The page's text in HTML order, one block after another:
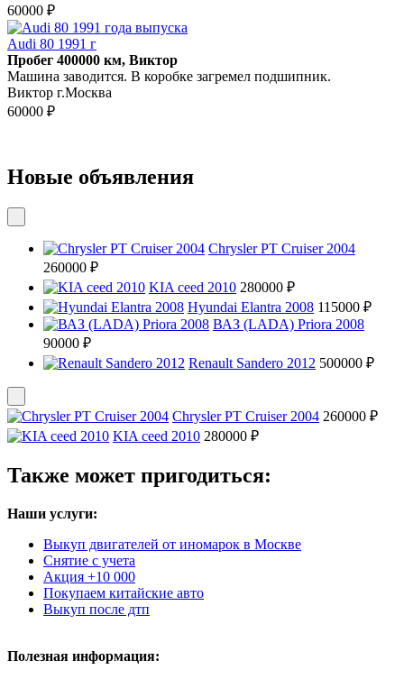
60000 ₽
Audi 80 1991 г
Пробег 400000 км, Виктор
Машина заводится. В коробке загремел подшипник.
Виктор г.Москва
60000 ₽
Новые объявления
Chrysler PT Cruiser 2004
260000 ₽
KIA ceed 2010 280000 ₽
Hyundai Elantra 2008 115000 ₽
ВАЗ (LADA) Priora 2008
90000 ₽
Renault Sandero 2012 500000 ₽
Chrysler PT Cruiser 2004 260000 ₽
KIA ceed 2010 280000 ₽
Также может пригодиться:
Наши услуги:
Выкуп двигателей от иномарок в Москве
Снятие с учета
Акция +10 000
Покупаем китайские авто
Выкуп после дтп
Полезная информация: